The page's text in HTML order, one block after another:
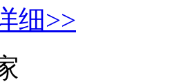
细>>